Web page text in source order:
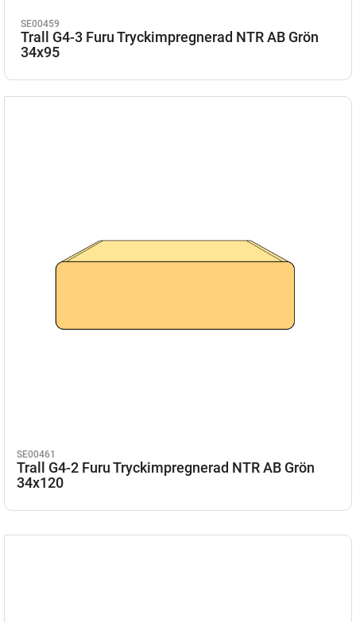
SE00459
Trall G4-3 Furu Tryckimpregnerad NTR AB Grön
34x95
SE00461
Trall G4-2 Furu Tryckimpregnerad NTR AB Grön
34x120